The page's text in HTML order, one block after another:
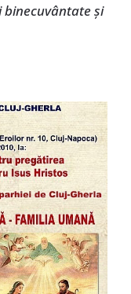
binecuvântate şi